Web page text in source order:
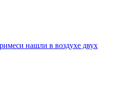
нашли в воздухе двух